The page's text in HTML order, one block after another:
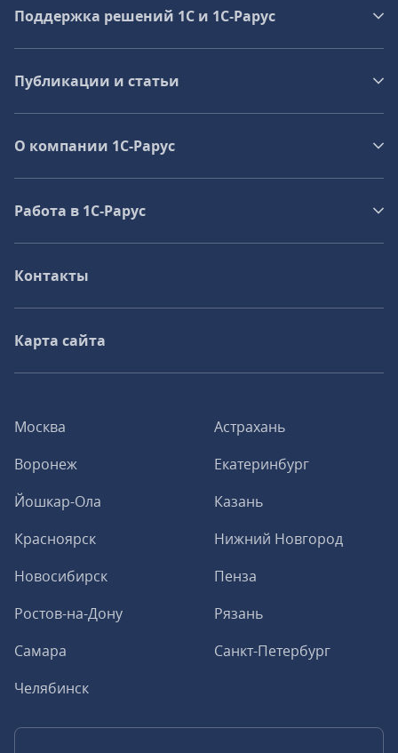
Москва
Астрахань
Воронеж
Екатеринбург
Йошкар-Ола
Казань
Красноярск
Нижний Новгород
Новосибирск
Пенза
Ростов-на-Дону
Рязань
Самара
Санкт-Петербург
Челябинск
Поддержка решений 1С и 1С‑Рарус
Публикации и статьи
О компании 1C-Рарус
Работа в 1С‑Рарус
Контакты
Карта сайта